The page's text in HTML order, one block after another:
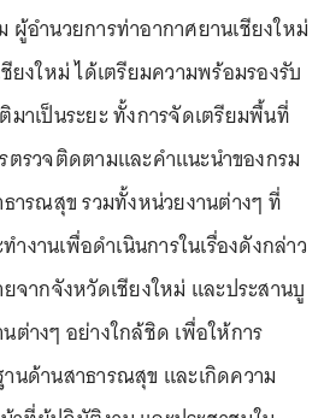
ผู้อำนวยการท่าอากาศยานเชียงใหม่
ยงใหม่ ได้เตรียมความพร้อมรองรับ
มาเป็นระยะ ทั้งการจัดเตรียมพื้นที่
รวจติดตามและคำแนะนำของกรม
ารณสุข รวมทั้งหน่วยงานต่างๆ ที่
งานเพื่อดำเนินการในเรื่องดังกล่าว
จากจังหวัดเชียงใหม่ และประสานบู
ต่างๆ อย่างใกล้ชิด เพื่อให้การ
นด้านสาธารณสุข และเกิดความ